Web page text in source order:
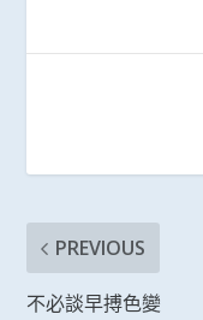
PREVIOUS
不必談早搏色變